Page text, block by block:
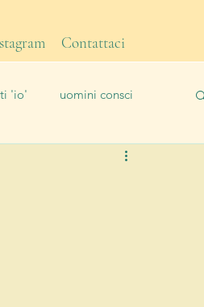
Contattaci
'io' uomini consci